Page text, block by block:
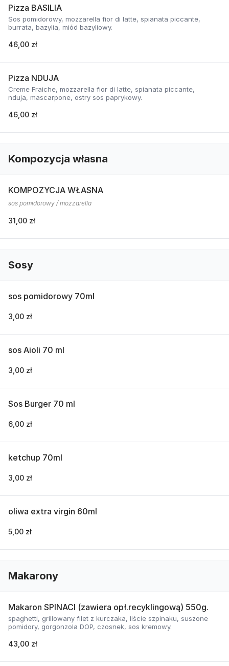
Pizza BASILIA
Sos pomidorowy, mozzarella fior di latte, spianata piccante,
burrata, bazylia, miód bazyliowy.
46,00 zł
Pizza NDUJA
Creme Fraiche, mozzarella fior di latte, spianata piccante,
nduja, mascarpone, ostry sos paprykowy.
46,00 zł
Kompozycja własna
KOMPOZYCJA WŁASNA
sos pomidorowy / mozzarella
31,00 zł
Sosy
sos pomidorowy 70ml
3,00 zł
sos Aioli 70 ml
3,00 zł
Sos Burger 70 ml
6,00 zł
ketchup 70ml
3,00 zł
oliwa extra virgin 60ml
5,00 zł
Makarony
Makaron SPINACI (zawiera opł.recyklingową) 550g.
spaghetti, grillowany filet z kurczaka, liście szpinaku, suszone
pomidory, gorgonzola DOP, czosnek, sos kremowy.
43,00 zł